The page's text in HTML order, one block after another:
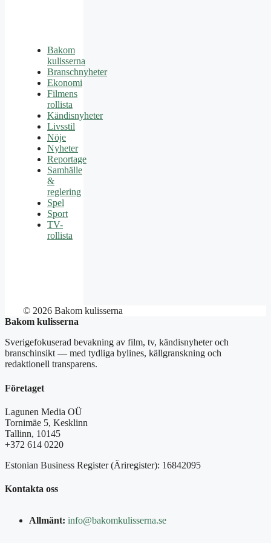
Bakom
kulisserna
Branschnyheter
Ekonomi
Filmens
rollista
Kändisnyheter
Livsstil
Nöje
Nyheter
Reportage
Samhälle
&
reglering
Spel
Sport
TV-
rollista
© 2026 Bakom kulisserna
Bakom kulisserna
Sverigefokuserad bevakning av film, tv, kändisnyheter och
branschinsikt — med tydliga bylines, källgranskning och
redaktionell transparens.
Företaget
Lagunen Media OÜ
Tornimäe 5, Kesklinn
Tallinn, 10145
+372 614 0220
Estonian Business Register (Äriregister): 16842095
Kontakta oss
Allmänt: info@bakomkulisserna.se